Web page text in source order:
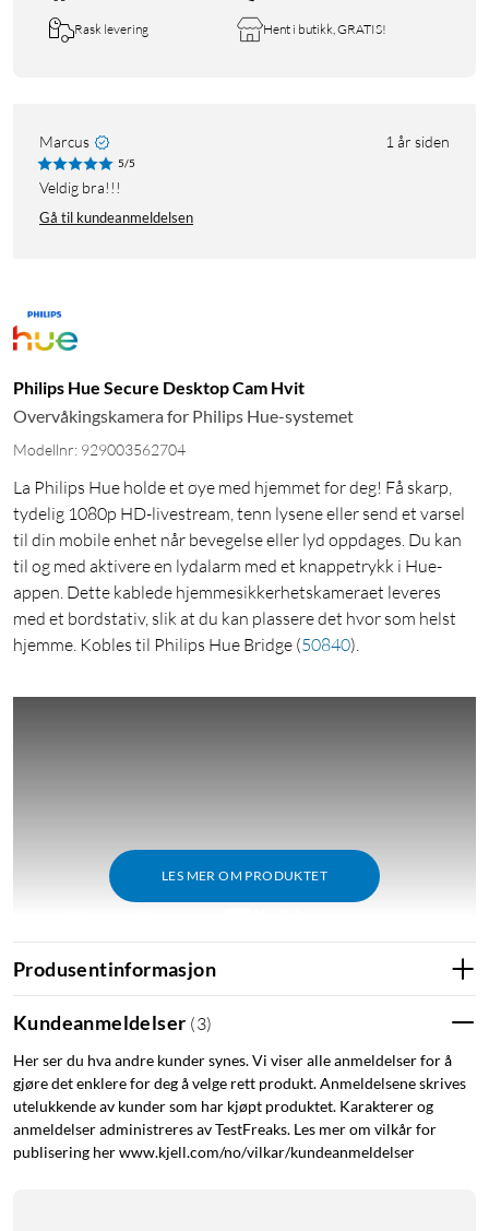
Rask levering Hent i butikk, GRATIS!
Marcus 1 år siden
5/5
Veldig bra!!!
Gå til kundeanmeldelsen
Philips Hue Secure Desktop Cam Hvit
Overvåkingskamera for Philips Hue-systemet
Modellnr: 929003562704
La Philips Hue holde et øye med hjemmet for deg! Få skarp,
tydelig 1080p HD-livestream, tenn lysene eller send et varsel
til din mobile enhet når bevegelse eller lyd oppdages. Du kan
til og med aktivere en lydalarm med et knappetrykk i Hue-
appen. Dette kablede hjemmesikkerhetskameraet leveres
med et bordstativ, slik at du kan plassere det hvor som helst
hjemme. Kobles til Philips Hue Bridge (50840).
LES MER OM PRODUKTET
Philips Hue Bridge gjør alt dette mulig
En Hue Bridge(50840)gir deg hele oppsettet av smarthjem-
sikkerhetsfunksjoner: lys- og lydalarm, automatisert
nærværsimitasjon og mulighet for å utvide innstillingene for
hjemmesikkerhet – eller smart belysning.
Produsentinformasjon
Kundeanmeldelser (3)
Her ser du hva andre kunder synes. Vi viser alle anmeldelser for å
gjøre det enklere for deg å velge rett produkt. Anmeldelsene skrives
utelukkende av kunder som har kjøpt produktet. Karakterer og
anmeldelser administreres av TestFreaks. Les mer om vilkår for
publisering her www.kjell.com/no/vilkar/kundeanmeldelser